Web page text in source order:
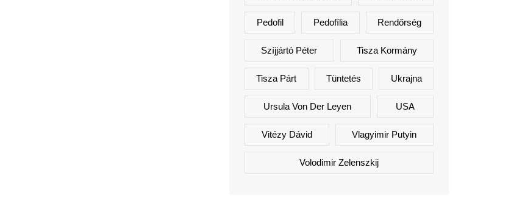
Pedofil Pedofília Rendőrség
Szíjjártó Péter Tisza Kormány
Tisza Párt Tüntetés Ukrajna
Ursula Von Der Leyen USA
Vitézy Dávid Vlagyimir Putyin
Volodimir Zelenszkij